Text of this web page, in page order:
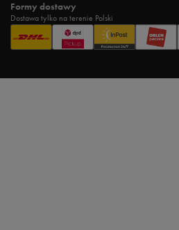
Formy dostawy
Dostawa tylko na terenie Polski